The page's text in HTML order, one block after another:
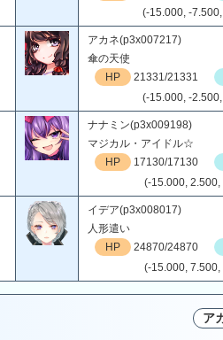
(-15.000, -
アカネ(p3x007217)
傘の天使
HP
21331/21331
(-15.000, -
ナナミン(p3x009198)
マジカル・アイドル☆
HP
17130/17130
(-15.000, 2.500,
イデア(p3x008017)
人形遣い
HP
24870/24870
(-15.000, 7.500,
ア